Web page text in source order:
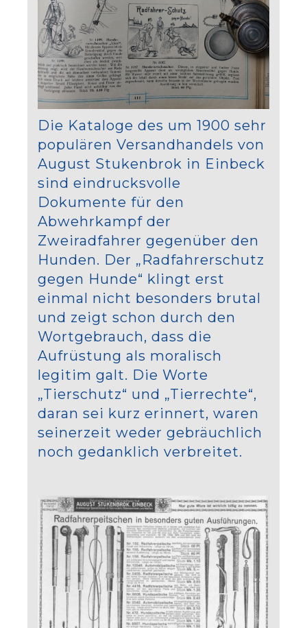
Die Kataloge des um 1900 sehr
populären Versandhandels von
August Stukenbrok in Einbeck
sind eindrucksvolle
Dokumente für den
Abwehrkampf der
Zweiradfahrer gegenüber den
Hunden. Der „Radfahrerschutz
gegen Hunde“ klingt erst
einmal nicht besonders brutal
und zeigt schon durch den
Wortgebrauch, dass die
Aufrüstung als moralisch
legitim galt. Die Worte
„Tierschutz“ und „Tierrechte“,
daran sei kurz erinnert, waren
seinerzeit weder gebräuchlich
noch gedanklich verbreitet.